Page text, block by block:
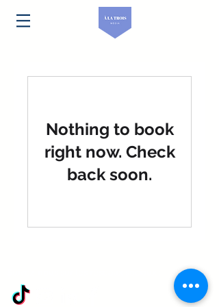
Nothing to book
right now. Check
back soon.